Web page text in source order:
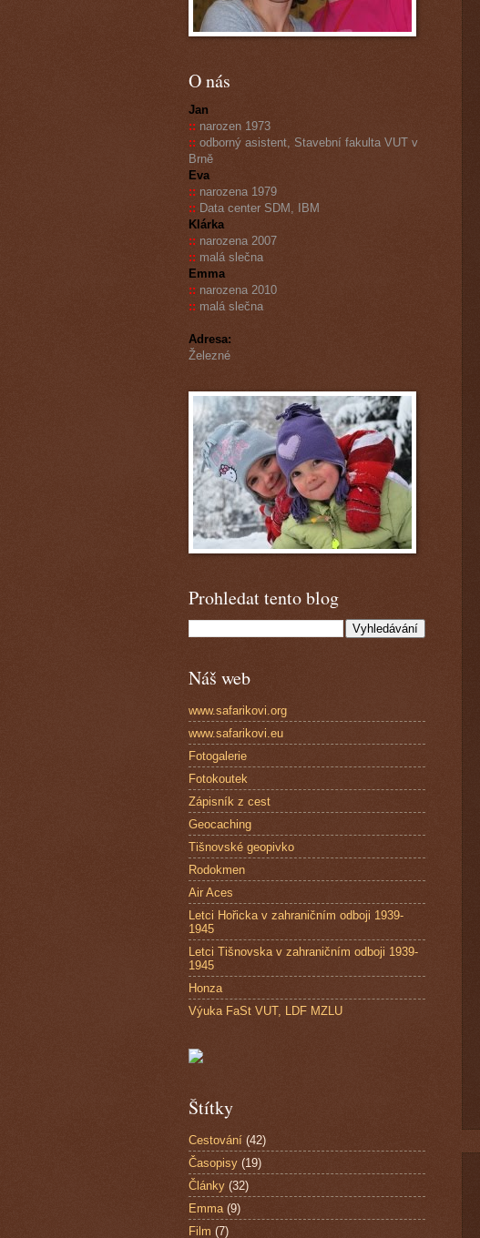
O nás
Jan
:: narozen 1973
:: odborný asistent, Stavební fakulta VUT v
Brně
Eva
:: narozena 1979
:: Data center SDM, IBM
Klárka
:: narozena 2007
:: malá slečna
Emma
:: narozena 2010
:: malá slečna
Adresa:
Železné
Prohledat tento blog
Náš web
www.safarikovi.org
www.safarikovi.eu
Fotogalerie
Fotokoutek
Zápisník z cest
Geocaching
Tišnovské geopivko
Rodokmen
Air Aces
Letci Hořicka v zahraničním odboji 1939-
1945
Letci Tišnovska v zahraničním odboji 1939-
1945
Honza
Výuka FaSt VUT, LDF MZLU
Štítky
Cestování (42)
Časopisy (19)
Články (32)
Emma (9)
Film (7)